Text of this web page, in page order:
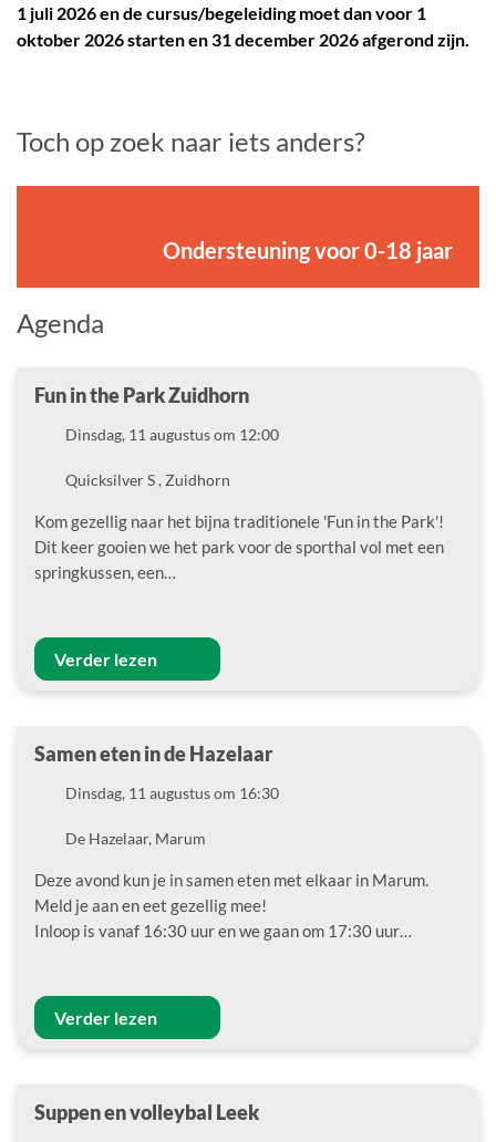
1 juli 2026 en de cursus/begeleiding moet dan voor 1
oktober 2026 starten en 31 december 2026 afgerond zijn.
Toch op zoek naar iets anders?
Ondersteuning voor 0-18 jaar
Agenda
Fun in the Park Zuidhorn
DatumDinsdag, 11 augustus om 12:00
LocatieQuicksilver S , Zuidhorn
Kom gezellig naar het bijna traditionele 'Fun in the Park'!
Dit keer gooien we het park voor de sporthal vol met een
springkussen, een…
Verder lezen
Samen eten in de Hazelaar
DatumDinsdag, 11 augustus om 16:30
LocatieDe Hazelaar, Marum
Deze avond kun je in samen eten met elkaar in Marum.
Meld je aan en eet gezellig mee!
Inloop is vanaf 16:30 uur en we gaan om 17:30 uur…
Verder lezen
Suppen en volleybal Leek